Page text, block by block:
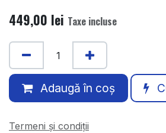
449,00 lei Taxe incluse
Adaugă în coș
Termeni și condiții